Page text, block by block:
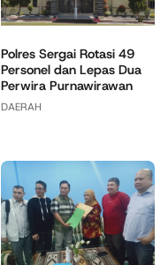
Polres Sergai Rotasi 49
Personel dan Lepas Dua
Perwira Purnawirawan
DAERAH